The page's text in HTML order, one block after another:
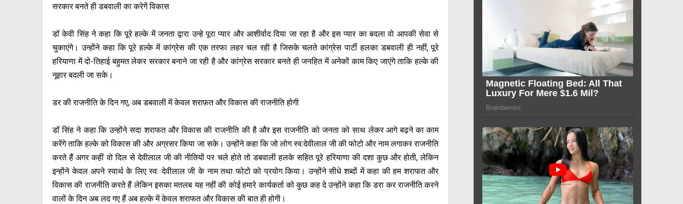
सरकार बनते ही डबवाली का करेगें विकास
डॉ केवी सिंह ने कहा कि पूरे हल्के में जनता द्वारा उन्हे पूरा प्यार और आशीर्वाद दिया जा रहा है और इस प्यार का बदला वो आपकी सेवा से
चुकाएंगे। उन्होंने कहा कि पूरे हल्के में कांग्रेस की एक तरफा लहर चल रही है जिसके चलते कांग्रेस पार्टी हलका डबवाली ही नहीं, पूरे
हरियाणा में दो-तिहाई बहुमत लेकर सरकार बनाने जा रही है और कांग्रेस सरकार बनते ही जनहित में अनेकों काम किए जाएंगे ताकि हल्के की
नूहार बदली जा सके।
डर की राजनीति के दिन गए, अब डबवाली में केवल शराफ़त और विकास की राजनीति होगी
डॉ सिंह ने कहा कि उन्होंने सदा शराफत और विकास की राजनीति की है और इस राजनीति को जनता को साथ लेकर आगे बढ़ने का काम
करेंगे ताकि हल्के को विकास की और अग्रसर किया जा सके। उन्होंने कहा कि जो लोग स्व:देवीलाल जी की फोटो और नाम लगाकर राजनीति
करते हैं अगर कहीं वो दिल से देवीलाल जी की नीतियों पर चले होते तो डबवाली हलके सहित पूरे हरियाणा की दशा कुछ और होती, लेकिन
इन्होंने केवल अपने स्वार्थ के लिए स्व: देवीलाल जी के नाम तथा फोटो को प्रयोग किया। उन्होंने सीधे शब्दों में कहा की हम शराफत और
विकास की राजनीति करते हैं लेकिन इसका मतलब यह नहीं की कोई हमारे कार्यकर्ता को कुछ कह दे उन्होंने कहा कि डरा कर राजनीति करने
वालों के दिन अब लद गए हैं अब हल्के में केवल शराफत और विकास की बात ही होगी।